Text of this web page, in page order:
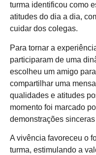
turma identificou como
atitudes do dia a dia,
cuidar dos colegas.
Para tornar a
participaram de uma
escolheu um amigo
compartilhar uma
qualidades e atitudes
momento foi marcado
demonstrações
A vivência favoreceu o
turma, estimulando a